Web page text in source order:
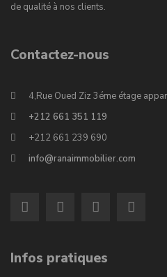
de qualité à nos clients.
Contactez-nous
4,Rue Oued Ziz 3éme étage
+212 661 351 119
+212 661 239 690
info@ranaimmobilier.com
Infos pratiques